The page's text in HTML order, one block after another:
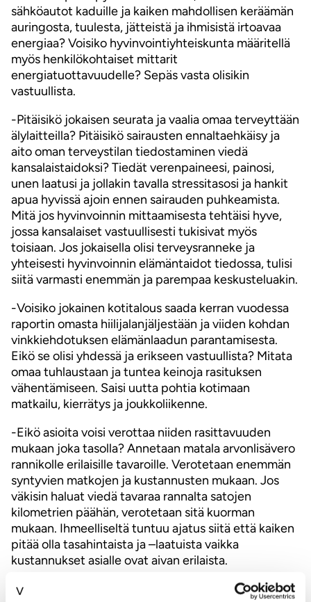
sähköautot kaduille ja kaiken mahdollisen keräämän
auringosta, tuulesta, jätteistä ja ihmisistä irtoavaa
energiaa? Voisiko hyvinvointiyhteiskunta määritellä
myös henkilökohtaiset mittarit
energiatuottavuudelle? Sepäs vasta olisikin
vastuullista.
-Pitäisikö jokaisen seurata ja vaalia omaa terveyttään
älylaitteilla? Pitäisikö sairausten ennaltaehkäisy ja
aito oman terveystilan tiedostaminen viedä
kansalaistaidoksi? Tiedät verenpaineesi, painosi,
unen laatusi ja jollakin tavalla stressitasosi ja hankit
apua hyvissä ajoin ennen sairauden puhkeamista.
Mitä jos hyvinvoinnin mittaamisesta tehtäisi hyve,
jossa kansalaiset vastuullisesti tukisivat myös
toisiaan. Jos jokaisella olisi terveysranneke ja
yhteisesti hyvinvoinnin elämäntaidot tiedossa, tulisi
siitä varmasti enemmän ja parempaa keskusteluakin.
-Voisiko jokainen kotitalous saada kerran vuodessa
raportin omasta hiilijalanjäljestään ja viiden kohdan
vinkkiehdotuksen elämänlaadun parantamisesta.
Eikö se olisi yhdessä ja erikseen vastuullista? Mitata
omaa tuhlaustaan ja tuntea keinoja rasituksen
vähentämiseen. Saisi uutta pohtia kotimaan
matkailu, kierrätys ja joukkoliikenne.
-Eikö asioita voisi verottaa niiden rasittavuuden
mukaan joka tasolla? Annetaan matala arvonlisävero
rannikolle erilaisille tavaroille. Verotetaan enemmän
syntyvien matkojen ja kustannusten mukaan. Jos
väkisin haluat viedä tavaraa rannalta satojen
kilometrien päähän, verotetaan sitä kuorman
mukaan. Ihmeelliseltä tuntuu ajatus siitä että kaiken
pitää olla tasahintaista ja –laatuista vaikka
kustannukset asialle ovat aivan erilaista.
-Verotetaan turhasta byrokratiasta. Laitetaan